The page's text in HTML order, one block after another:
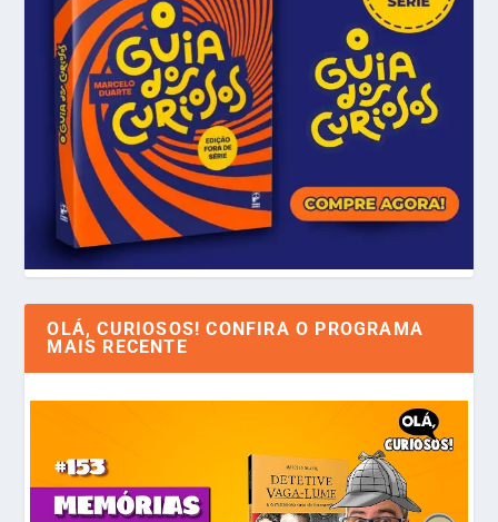
OLÁ, CURIOSOS! CONFIRA O PROGRAMA
MAIS RECENTE